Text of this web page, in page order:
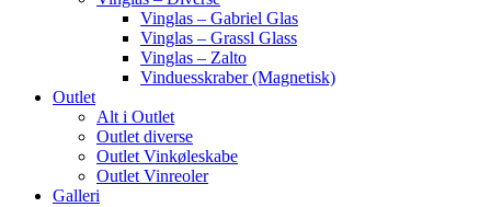
Vinglas – Gabriel Glas
Vinglas – Grassl Glass
Vinglas – Zalto
Vinduesskraber (Magnetisk)
Outlet
Alt i Outlet
Outlet diverse
Outlet Vinkøleskabe
Outlet Vinreoler
Galleri